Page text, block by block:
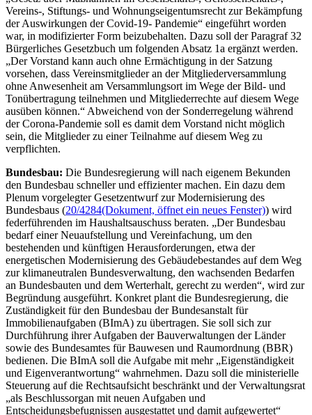
Vereins-, Stiftungs- und Wohnungseigentumsrecht zur Bekämpfung
der Auswirkungen der Covid-19- Pandemie“ eingeführt worden
war, in modifizierter Form beizubehalten. Dazu soll der Paragraf 32
Bürgerliches Gesetzbuch um folgenden Absatz 1a ergänzt werden.
„Der Vorstand kann auch ohne Ermächtigung in der Satzung
vorsehen, dass Vereinsmitglieder an der Mitgliederversammlung
ohne Anwesenheit am Versammlungsort im Wege der Bild- und
Tonübertragung teilnehmen und Mitgliederrechte auf diesem Wege
ausüben können.“ Abweichend von der Sonderregelung während
der Corona-Pandemie soll es damit dem Vorstand nicht möglich
sein, die Mitglieder zu einer Teilnahme auf diesem Weg zu
verpflichten.
Bundesbau: Die Bundesregierung will nach eigenem Bekunden
den Bundesbau schneller und effizienter machen. Ein dazu dem
Plenum vorgelegter Gesetzentwurf zur Modernisierung des
Bundesbaus (20/4284(Dokument, öffnet ein neues Fenster)) wird
federführenden im Haushaltsauschuss beraten. „Der Bundesbau
bedarf einer Neuaufstellung und Vereinfachung, um den
bestehenden und künftigen Herausforderungen, etwa der
energetischen Modernisierung des Gebäudebestandes auf dem Weg
zur klimaneutralen Bundesverwaltung, den wachsenden Bedarfen
an Bundesbauten und dem Werterhalt, gerecht zu werden“, wird zur
Begründung ausgeführt. Konkret plant die Bundesregierung, die
Zuständigkeit für den Bundesbau der Bundesanstalt für
Immobilienaufgaben (BImA) zu übertragen. Sie soll sich zur
Durchführung ihrer Aufgaben der Bauverwaltungen der Länder
sowie des Bundesamtes für Bauwesen und Raumordnung (BBR)
bedienen. Die BImA soll die Aufgabe mit mehr „Eigenständigkeit
und Eigenverantwortung“ wahrnehmen. Dazu soll die ministerielle
Steuerung auf die Rechtsaufsicht beschränkt und der Verwaltungsrat
„als Beschlussorgan mit neuen Aufgaben und
Entscheidungsbefugnissen ausgestattet und damit aufgewertet“